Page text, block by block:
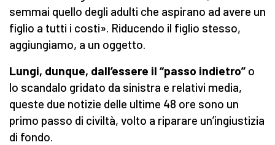
semmai quello degli adulti che aspirano ad avere un
figlio a tutti i costi». Riducendo il figlio stesso,
aggiungiamo, a un oggetto.
Lungi, dunque, dall’essere il “passo indietro” o
lo scandalo gridato da sinistra e relativi media,
queste due notizie delle ultime 48 ore sono un
primo passo di civiltà, volto a riparare un’ingiustizia
di fondo.